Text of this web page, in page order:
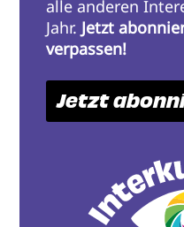
alle anderen
Jahr. Jetzt
verpassen!
Jetzt